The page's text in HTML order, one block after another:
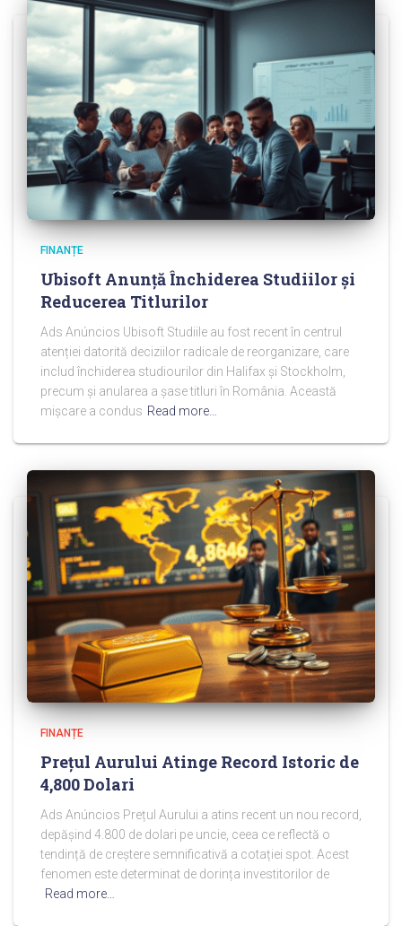
FINANȚE
Ubisoft Anunță Închiderea Studiilor și
Reducerea Titlurilor
Ads Anúncios Ubisoft Studiile au fost recent în centrul
atenției datorită deciziilor radicale de reorganizare, care
includ închiderea studiourilor din Halifax și Stockholm,
precum și anularea a șase titluri în România. Această
mișcare a condus Read more…
FINANȚE
Prețul Aurului Atinge Record Istoric de
4,800 Dolari
Ads Anúncios Prețul Aurului a atins recent un nou record,
depășind 4.800 de dolari pe uncie, ceea ce reflectă o
tendință de creștere semnificativă a cotației spot. Acest
fenomen este determinat de dorința investitorilor de
Read more…